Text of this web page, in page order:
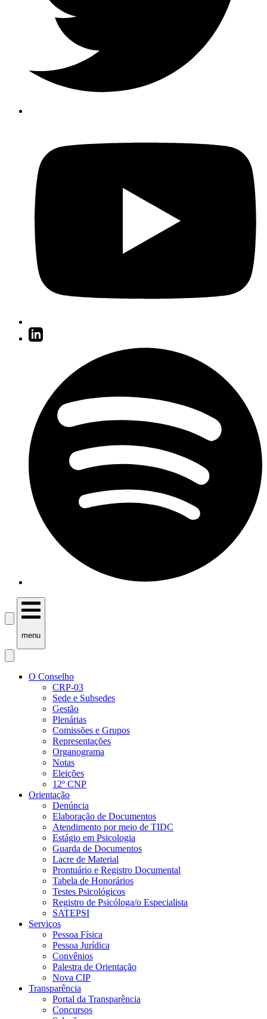
menu
O Conselho
CRP-03
Sede e Subsedes
Gestão
Plenárias
Comissões e Grupos
Representações
Organograma
Notas
Eleições
12º CNP
Orientação
Denúncia
Elaboração de Documentos
Atendimento por meio de TIDC
Estágio em Psicologia
Guarda de Documentos
Lacre de Material
Prontuário e Registro Documental
Tabela de Honorários
Testes Psicológicos
Registro de Psicóloga/o Especialista
SATEPSI
Serviços
Pessoa Física
Pessoa Jurídica
Convênios
Palestra de Orientação
Nova CIP
Transparência
Portal da Transparência
Concursos